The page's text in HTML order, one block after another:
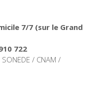
7/7 (sur le Grand
722
/ CNAM /